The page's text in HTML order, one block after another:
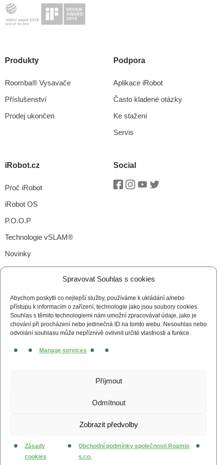
Spravovat Souhlas s cookies
Abychom poskytli co nejlepší služby, používáme k ukládání a/nebo
přístupu k informacím o zařízení, technologie jako jsou soubory cookies.
Souhlas s těmito technologiemi nám umožní zpracovávat údaje, jako je
chování při procházení nebo jedinečná ID na tomto webu. Nesouhlas nebo
odvolání souhlasu může nepříznivě ovlivnit určité vlastnosti a funkce.
Manage services
Příjmout
Odmítnout
Zobrazit předvolby
Zásady
cookies
Obchodní podmínky společnosti Roamio
s.r.o.
Produkty
Roomba® Vysavače
Příslušenství
Prodej ukončen
Podpora
Aplikace iRobot
Často kladené otázky
Ke stažení
Servis
iRobot.cz
Proč iRobot
iRobot OS
P.O.O.P
Technologie vSLAM®
Novinky
Tiskové zprávy
Obchodní podmínky
Zásady cookies (EU)
Social
Facebook
Instagram
Youtube
PragueCoding.cz